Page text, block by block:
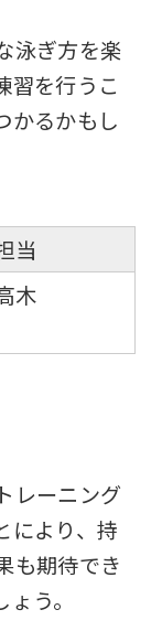
泳ぎ方を楽
習を行うこ
かるかもし
当
木
レーニング
により、持
も期待でき
う。